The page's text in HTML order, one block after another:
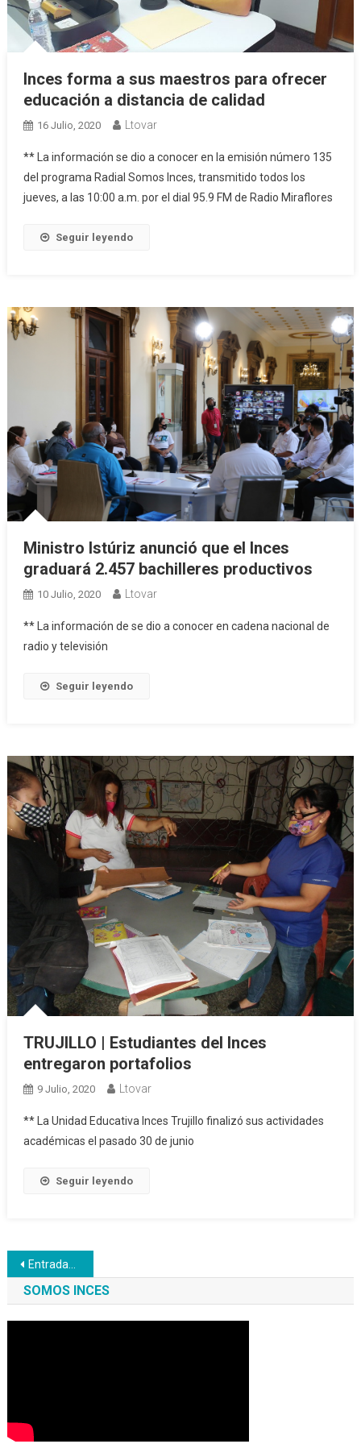
Inces forma a sus maestros para ofrecer
educación a distancia de calidad
16 Julio, 2020 Ltovar
** La información se dio a conocer en la emisión número 135
del programa Radial Somos Inces, transmitido todos los
jueves, a las 10:00 a.m. por el dial 95.9 FM de Radio Miraflores
Seguir leyendo
Ministro Istúriz anunció que el Inces
graduará 2.457 bachilleres productivos
10 Julio, 2020 Ltovar
** La información de se dio a conocer en cadena nacional de
radio y televisión
Seguir leyendo
TRUJILLO | Estudiantes del Inces
entregaron portafolios
9 Julio, 2020 Ltovar
** La Unidad Educativa Inces Trujillo finalizó sus actividades
académicas el pasado 30 de junio
Seguir leyendo
Navegación
de
entradas
Entradas anteriores
SOMOS INCES